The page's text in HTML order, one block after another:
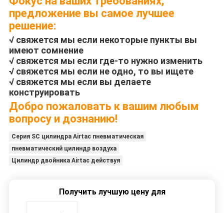
предложение вы самое лучшее
решение:
√ свяжется мы если некоторые пункты вы
имеют сомнение
√ свяжется мы если где-то нужно изменить
√ свяжется мы если не одно, то вы ищете
√ свяжется мы если вы делаете
конструировать
Добро пожаловать к вашим любым
вопросу и дознанию!
Серия SC цилиндра Airtac пневматическая
пневматический цилиндр воздуха
Цилиндр двойника Airtac действуя
Получить лучшую цену для